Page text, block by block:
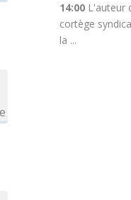
14:00L'auteur
cortège
la ...